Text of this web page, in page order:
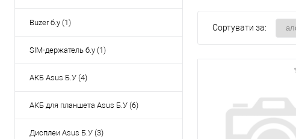
Buzer б.у (1)
SIM-держатель б.у (1)
АКБ Asus Б.У (4)
АКБ для планшета Asus Б.У (6)
Дисплеи Asus Б.У (3)
Сортувати за: